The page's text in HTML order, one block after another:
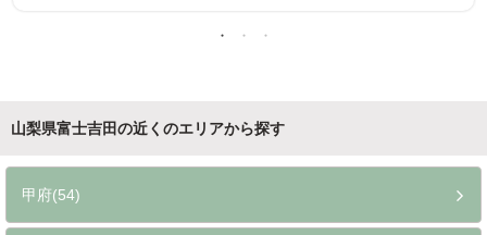
山梨県富士吉田の近くのエリアから探す
甲府(54)